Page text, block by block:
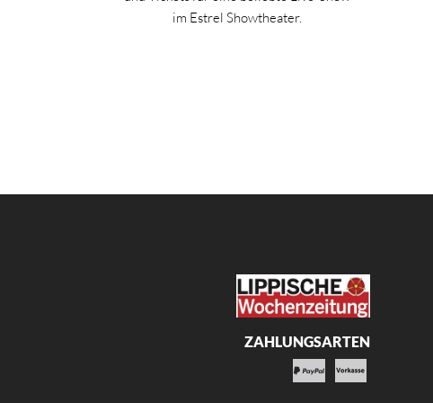
im Estrel Showtheater.
ZAHLUNGSARTEN